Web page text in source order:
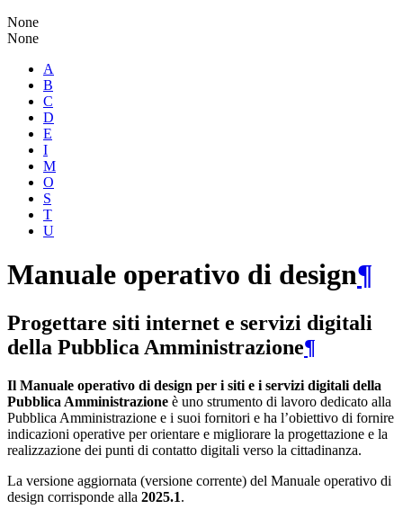
None
None
A
B
C
D
E
I
M
O
S
T
U
Manuale operativo di design¶
Progettare siti internet e servizi digitali
della Pubblica Amministrazione¶
Il Manuale operativo di design per i siti e i servizi digitali della
Pubblica Amministrazione è uno strumento di lavoro dedicato alla
Pubblica Amministrazione e i suoi fornitori e ha l’obiettivo di fornire
indicazioni operative per orientare e migliorare la progettazione e la
realizzazione dei punti di contatto digitali verso la cittadinanza.
La versione aggiornata (versione corrente) del Manuale operativo di
design corrisponde alla 2025.1.